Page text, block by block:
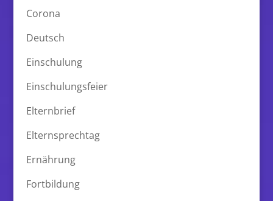
Corona
Deutsch
Einschulung
Einschulungsfeier
Elternbrief
Elternsprechtag
Ernährung
Fortbildung